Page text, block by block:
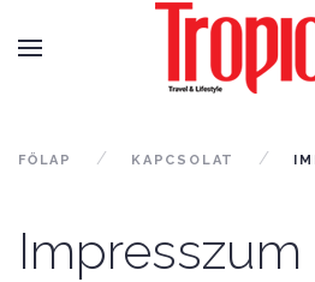
FŐLAP KAPCSOLAT
Impresszum